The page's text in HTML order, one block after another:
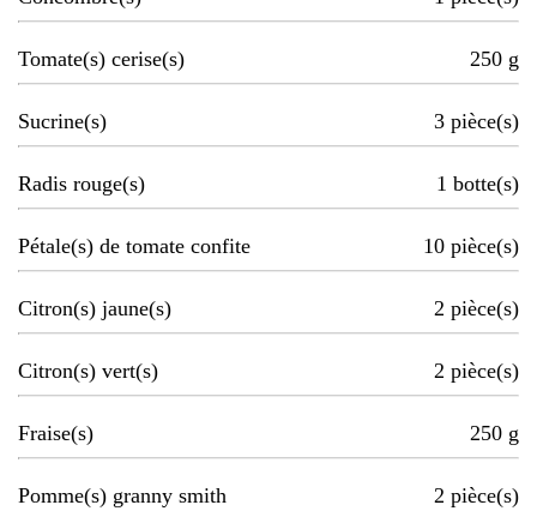
Tomate(s) cerise(s) 250 g
Sucrine(s) 3 pièce(s)
Radis rouge(s) 1 botte(s)
Pétale(s) de tomate confite 10 pièce(s)
Citron(s) jaune(s) 2 pièce(s)
Citron(s) vert(s) 2 pièce(s)
Fraise(s) 250 g
Pomme(s) granny smith 2 pièce(s)